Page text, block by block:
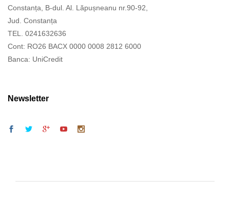
Constanța, B-dul. Al. Lăpușneanu nr.90-92,
Jud. Constanța
TEL. 0241632636
Cont: RO26 BACX 0000 0008 2812 6000
Banca: UniCredit
Newsletter